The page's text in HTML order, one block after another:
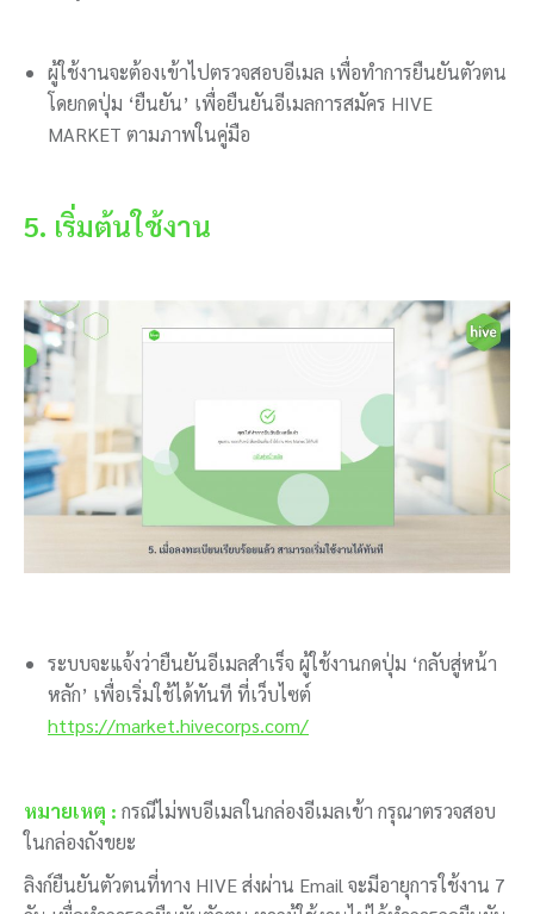
ผู้ใช้งานจะต้องเข้าไปตรวจสอบอีเมล เพื่อทำการยืนยันตัวตน
โดยกดปุ่ม ‘ยืนยัน’ เพื่อยืนยันอีเมลการสมัคร HIVE
MARKET ตามภาพในคู่มือ
5. เริ่มต้นใช้งาน
ระบบจะแจ้งว่ายืนยันอีเมลสำเร็จ ผู้ใช้งานกดปุ่ม ‘กลับสู่หน้า
หลัก’ เพื่อเริ่มใช้ได้ทันที ที่เว็บไซต์
https://market.hivecorps.com/
หมายเหตุ : กรณีไม่พบอีเมลในกล่องอีเมลเข้า กรุณาตรวจสอบ
ในกล่องถังขยะ
ลิงก์ยืนยันตัวตนที่ทาง HIVE ส่งผ่าน Email จะมีอายุการใช้งาน 7